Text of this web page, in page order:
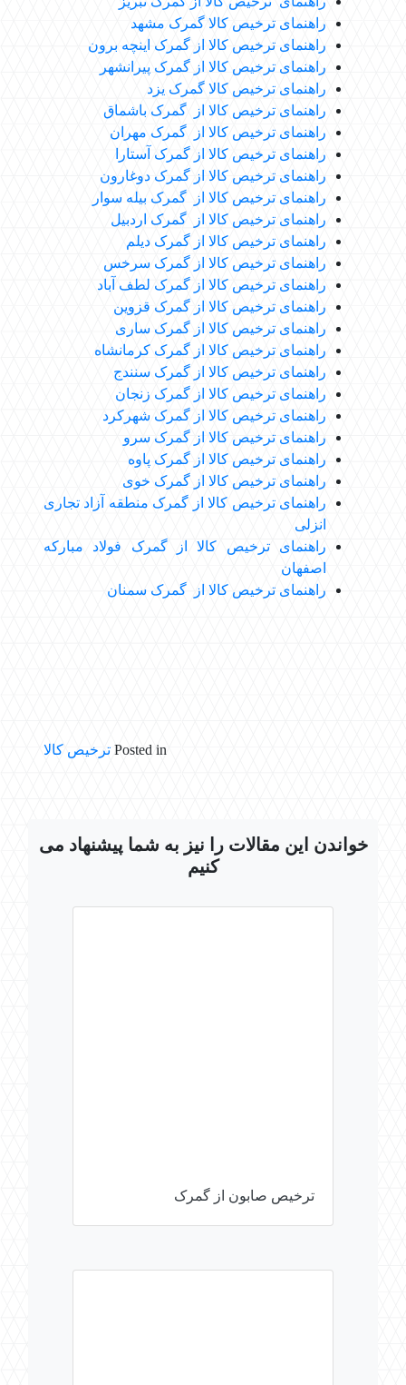
راهنمای ترخیص کالا گمرک مشهد
راهنمای ترخیص کالا از گمرک اینچه برون
راهنمای ترخیص کالا از گمرک پیرانشهر
راهنمای ترخیص کالا گمرک یزد
راهنمای ترخیص کالا از گمرک باشماق
راهنمای ترخیص کالا از گمرک مهران
راهنمای ترخیص کالا از گمرک آستارا
راهنمای ترخیص کالا از گمرک دوغارون
راهنمای ترخیص کالا از گمرک بیله سوار
راهنمای ترخیص کالا از گمرک اردبیل
راهنمای ترخیص کالا از گمرک دیلم
راهنمای ترخیص کالا از گمرک سرخس
راهنمای ترخیص کالا از گمرک لطف آباد
راهنمای ترخیص کالا از گمرک قزوین
راهنمای ترخیص کالا از گمرک ساری
راهنمای ترخیص کالا از گمرک کرمانشاه
راهنمای ترخیص کالا از گمرک سنندج
راهنمای ترخیص کالا از گمرک زنجان
راهنمای ترخیص کالا از گمرک شهرکرد
راهنمای ترخیص کالا از گمرک سرو
راهنمای ترخیص کالا از گمرک پاوه
راهنمای ترخیص کالا از گمرک خوی
راهنمای ترخیص کالا از گمرک منطقه آزاد تجاری
انزلی
راهنمای ترخیص کالا از گمرک فولاد مبارکه
اصفهان
راهنمای ترخیص کالا از گمرک سمنان
Posted in ترخیص کالا
خواندن این مقالات را نیز به شما پیشنهاد می
کنیم
ترخیص صابون از گمرک